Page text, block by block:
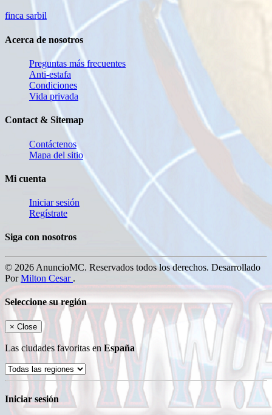
finca sarbil
Acerca de nosotros
Preguntas más frecuentes
Anti-estafa
Condiciones
Vida privada
Contact & Sitemap
Contáctenos
Mapa del sitio
Mi cuenta
Iniciar sesión
Regístrate
Siga con nosotros
© 2026 AnuncioMC. Reservados todos los derechos. Desarrollado
PorMilton Cesar .
Seleccione su región
× Close
Las ciudades favoritas en España
Iniciar sesión